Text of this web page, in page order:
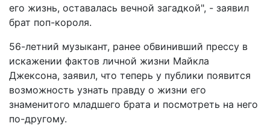
его жизнь, оставалась вечной загадкой", - заявил
брат поп-короля.
56-летний музыкант, ранее обвинивший прессу в
искажении фактов личной жизни Майкла
Джексона, заявил, что теперь у публики появится
возможность узнать правду о жизни его
знаменитого младшего брата и посмотреть на него
по-другому.